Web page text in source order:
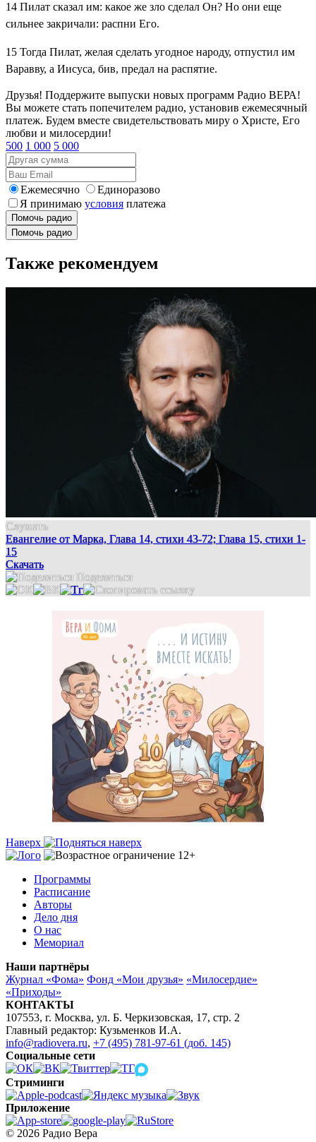
14 Пилат сказал им: какое же зло сделал Он? Но они еще
сильнее закричали: распни Его.
15 Тогда Пилат, желая сделать угодное народу, отпустил им
Варавву, а Иисуса, бив, предал на распятие.
Друзья! Поддержите выпуски новых программ Радио ВЕРА!
Вы можете стать попечителем радио, установив ежемесячный
платеж. Будем вместе свидетельствовать миру о Христе, Его
любви и милосердии!
500 1 000 5 000
Ежемесячно
Единоразово
Я принимаю условия платежа
Помочь радио
Помочь радио
Также рекомендуем
Слушать
Евангелие от Марка, Глава 14, стихи 43-72; Глава 15, стихи 1-
15
Скачать
Поделиться
Наверх
Программы
Расписание
Авторы
Дело дня
О нас
Мемориал
Наши партнёры
Журнал «Фома» Фонд «Мои друзья» «Милосердие»
«Приходы»
КОНТАКТЫ
107553, г. Москва, ул. Б. Черкизовская, 17, стр. 2
Главный редактор: Кузьменков И.А.
info@radiovera.ru, +7 (495) 781-97-61 (доб. 145)
Социальные сети
Стриминги
Приложение
© 2026 Радио Вера